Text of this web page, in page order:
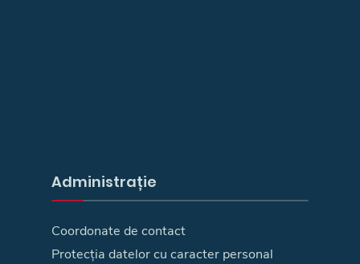
Administrație
Coordonate de contact
Protecția datelor cu caracter personal